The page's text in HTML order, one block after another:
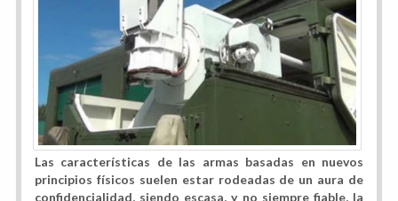
Las características de las armas basadas en nuevos
principios físicos suelen estar rodeadas de un aura de
confidencialidad, siendo escasa, y no siempre fiable, la